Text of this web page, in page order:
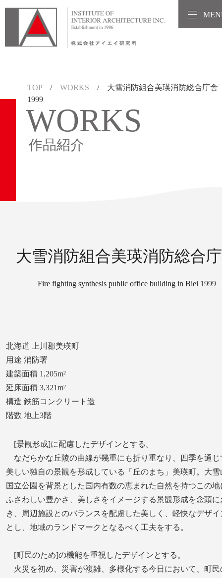
TOP / WORKS / 大雪消防組合美瑛消防総合庁
1999
WORKS
作品紹介
大雪消防組合美瑛消防総合
Fire fighting synthesis public office building in Biei 1999
北海道 上川郡美瑛町
用途 消防署
建築面積 1,205m²
延床面積 3,321m²
構造 鉄筋コンクリート造
階数 地上3階
[景観形成]に配慮したデザインとする。
なだらかな丘陵の曲線が幾重にも折り重なり、四季を通じ
美しい独自の景観を形成している「丘のまち」美瑛町。大雪
国立公園を背景とした国内有数の恵まれた自然を持つこの地
ふさわしい豊かさ、美しさをイメージする景観形成を念頭に
き、周辺施設とのバランスを配慮した美しく、軽快なデザイ
とし、地域のランドマークとなるべく工夫をする。
[町民のため]の機能を重視したデザインとする。
火災を初め、災害が複雑、多様化する今日において、町民